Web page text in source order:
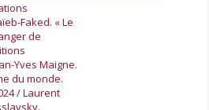
Faked. « Le
de
Yves Maigne.
du monde.
/ Laurent